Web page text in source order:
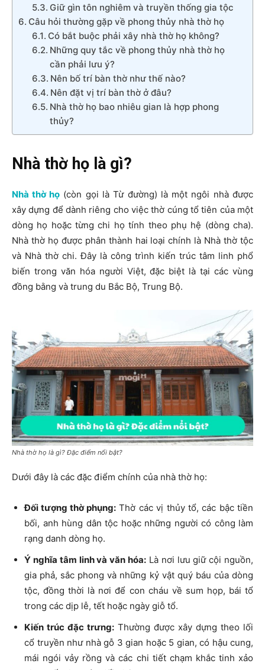
Giữ gìn tôn nghiêm và truyền thống gia tộc
Câu hỏi thường gặp về phong thủy nhà thờ họ
Có bắt buộc phải xây nhà thờ họ không?
Những quy tắc về phong thủy nhà thờ họ
cần phải lưu ý?
Nên bố trí bàn thờ như thế nào?
Nên đặt vị trí bàn thờ ở đâu?
Nhà thờ họ bao nhiêu gian là hợp phong
thủy?
Nhà thờ họ là gì?
Nhà thờ họ (còn gọi là Từ đường) là một ngôi nhà được
xây dựng để dành riêng cho việc thờ cúng tổ tiên của một
dòng họ hoặc từng chi họ tính theo phụ hệ (dòng cha).
Nhà thờ họ được phân thành hai loại chính là Nhà thờ tộc
và Nhà thờ chi. Đây là công trình kiến trúc tâm linh phổ
biến trong văn hóa người Việt, đặc biệt là tại các vùng
đồng bằng và trung du Bắc Bộ, Trung Bộ.
Nhà thờ họ là gì? Đặc điểm nổi bật?
Dưới đây là các đặc điểm chính của nhà thờ họ:
Đối tượng thờ phụng: Thờ các vị thủy tổ, các bậc tiền
bối, anh hùng dân tộc hoặc những người có công làm
rạng danh dòng họ.
Ý nghĩa tâm linh và văn hóa: Là nơi lưu giữ cội nguồn,
gia phả, sắc phong và những kỷ vật quý báu của dòng
tộc, đồng thời là nơi để con cháu về sum họp, bái tổ
trong các dịp lễ, tết hoặc ngày giỗ tổ.
Kiến trúc đặc trưng: Thường được xây dựng theo lối
cổ truyền như nhà gỗ 3 gian hoặc 5 gian, có hậu cung,
mái ngói vảy rồng và các chi tiết chạm khắc tinh xảo